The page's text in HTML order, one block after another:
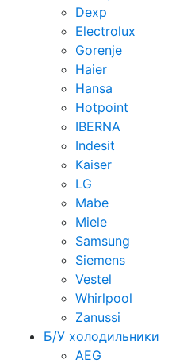
Dexp
Electrolux
Gorenje
Haier
Hansa
Hotpoint
IBERNA
Indesit
Kaiser
LG
Mabe
Miele
Samsung
Siemens
Vestel
Whirlpool
Zanussi
Б/У холодильники
AEG